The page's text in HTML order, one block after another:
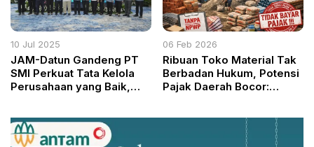
10 Jul 2025
JAM-Datun Gandeng PT
SMI Perkuat Tata Kelola
Perusahaan yang Baik,
06 Feb 2026
Ribuan Toko Material Tak
Berbadan Hukum, Potensi
Pajak Daerah Bocor: